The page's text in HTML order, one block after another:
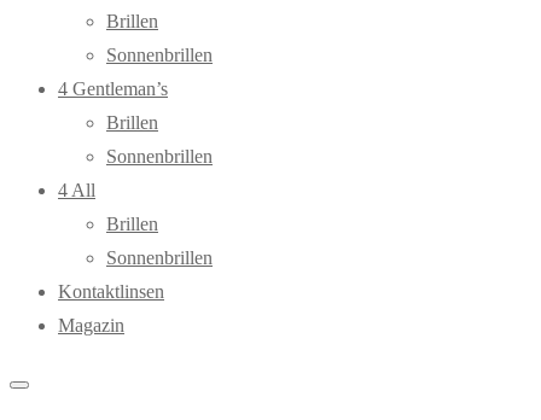
Brillen
Sonnenbrillen
4 Gentleman’s
Brillen
Sonnenbrillen
4 All
Brillen
Sonnenbrillen
Kontaktlinsen
Magazin